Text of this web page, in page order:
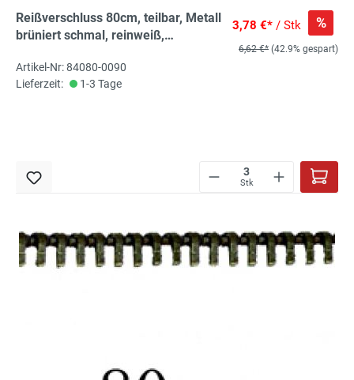
Reißverschluss 80cm, teilbar, Metall
brüniert schmal, reinweiß,
Reißverschluss von Rubi/Barcelona
3,78 €* / Stk %
6,62 €* (42.9% gespart)
Artikel-Nr: 84080-0090
Lieferzeit:
1-3 Tage
Stk